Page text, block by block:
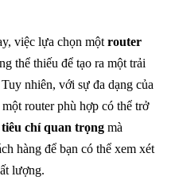
việc lựa chọn một router
thể thiếu để tạo ra một trải
nhiên, với sự đa dạng của
router phù hợp có thể trở
tiêu chí quan trọng mà
hàng để bạn có thể xem xét
lượng.